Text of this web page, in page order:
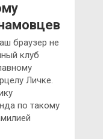
браузер не
клуб
Личке.
по такому